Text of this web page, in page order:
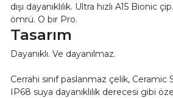
dışı dayanıklılık. Ultra hızlı A15 Bionic
ömrü. O bir Pro.
Tasarım
Dayanıklı. Ve dayanılmaz.
Cerrahi sınıf paslanmaz çelik,
IP68 suya dayanıklılık derecesi gibi